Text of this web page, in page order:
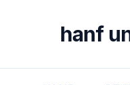
hanf